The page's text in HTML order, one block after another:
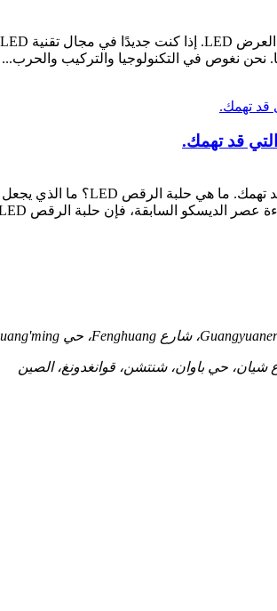
نحن نغوص في التكنولوجيا والتركيب والحرب...